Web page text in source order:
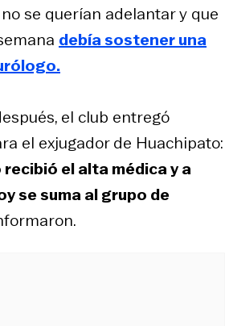
se querían adelantar y que
debía sostener una
el club entregó
el exjugador de Huachipato:
el alta médica y a
se suma al grupo de